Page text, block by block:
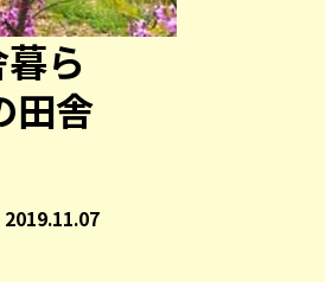
ら
田舎
2019.11.07